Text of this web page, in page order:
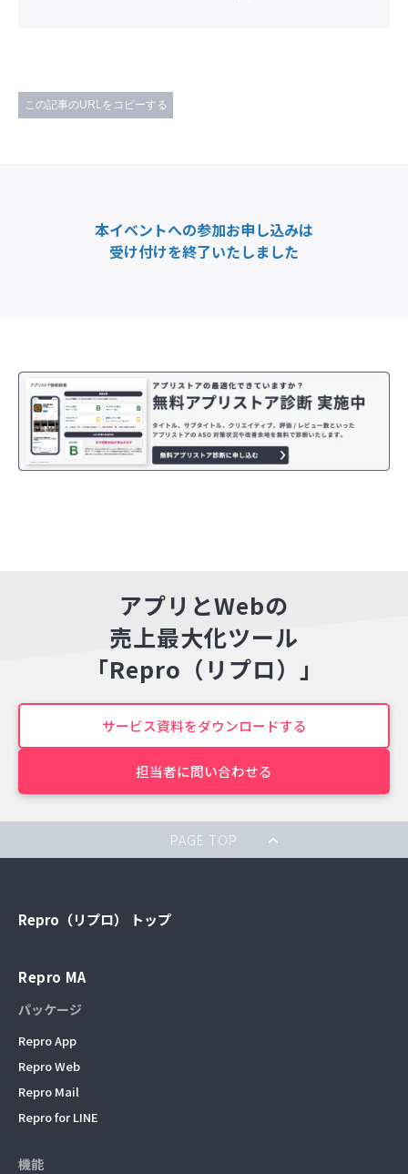
この記事のURLをコピーする
本イベントへの参加お申し込みは
受け付けを終了いたしました
アプリとWebの
売上最大化ツール
「Repro（リプロ）」
サービス資料をダウンロードする
担当者に問い合わせる
PAGE TOP
Repro（リプロ） トップ
Repro MA
パッケージ
Repro App
Repro Web
Repro Mail
Repro for LINE
機能